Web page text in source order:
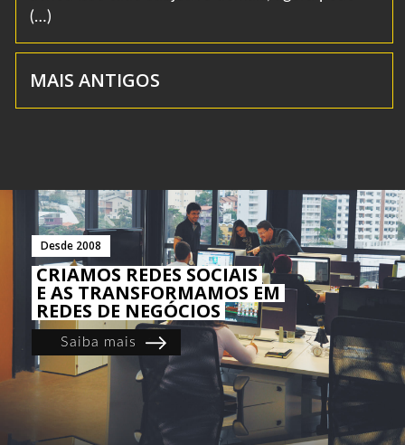
(…)
MAIS ANTIGOS
Desde 2008
CRIAMOS REDES SOCIAIS
E AS TRANSFORMAMOS EM
REDES DE NEGÓCIOS
Saiba mais